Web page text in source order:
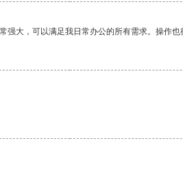
大，可以满足我日常办公的所有需求。操作也